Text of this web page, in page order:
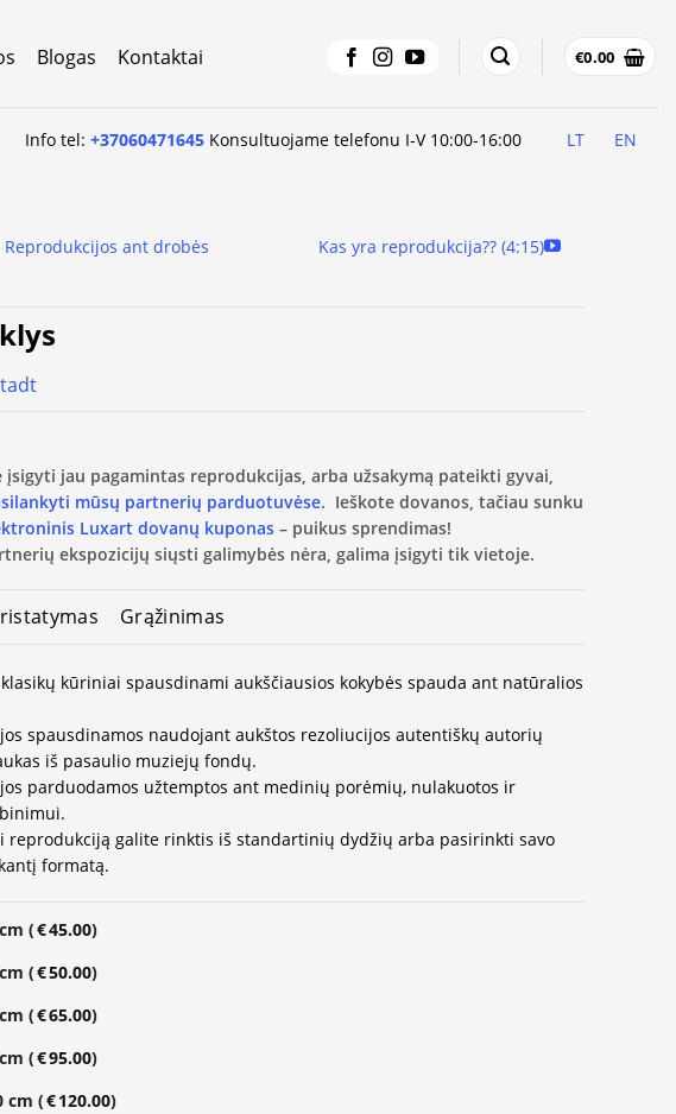
Blogas Kontaktai €0.00
Info tel:+37060471645 Konsultuojame telefonu I-V 10:00-16:00 LT EN
Reprodukcijos ant drobės Kas yra reprodukcija?? (4:15)
įsigyti jau pagamintas reprodukcijas, arba užsakymą pateikti gyvai,
mūsų partnerių parduotuvėse. Ieškote dovanos, tačiau sunku
Luxart dovanų kuponas – puikus sprendimas!
ekspozicijų siųsti galimybės nėra, galima įsigyti tik vietoje.
Grąžinimas
kūriniai spausdinami aukščiausios kokybės spauda ant natūralios
spausdinamos naudojant aukštos rezoliucijos autentiškų autorių
iš pasaulio muziejų fondų.
parduodamos užtemptos ant medinių porėmių, nulakuotos ir
reprodukciją galite rinktis iš standartinių dydžių arba pasirinkti savo
formatą.
(€45.00)
(€50.00)
(€65.00)
(€95.00)
cm (€120.00)